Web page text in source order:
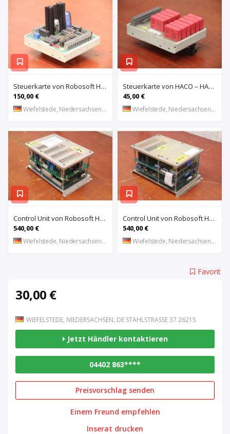
Steuerkarte von Robosoft HACO – HACC 013 PPES 30135
150,00 €
Wiefelstede, Niedersachsen, DE
Steuerkarte von HACO – HACE 032 PPES 30135
45,00 €
Wiefelstede, Niedersachsen, DE
Control Unit von Robosoft HACO – 411-1153 PPES 30135
540,00 €
Wiefelstede, Niedersachsen, DE
Control Unit von Robosoft HACO – 411-1084 / 412-0112 / 412-0094 PPES 30135
540,00 €
Wiefelstede, Niedersachsen, DE
Favorit
30,00 €
WIEFELSTEDE, NIEDERSACHSEN, DE STAHLSTRASSE 37 26215
Jetzt Händler kontaktieren
04402 863****
Preisvorschlag senden
Einem Freund empfehlen
Inserat drucken